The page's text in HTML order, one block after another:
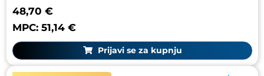
48,70 €
MPC: 51,14 €
Prijavi se za kupnju